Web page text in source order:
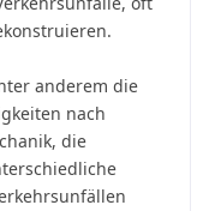
anderem die
nach
die